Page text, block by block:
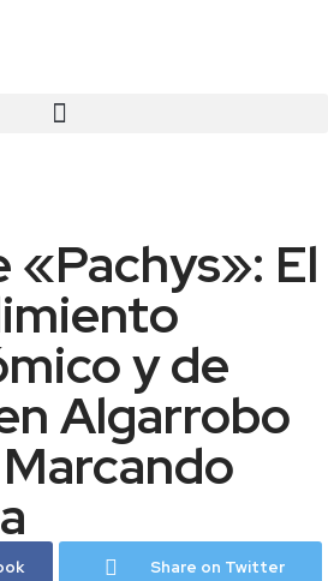
«Pachys»: El
y de
Algarrobo
Share on Twitter